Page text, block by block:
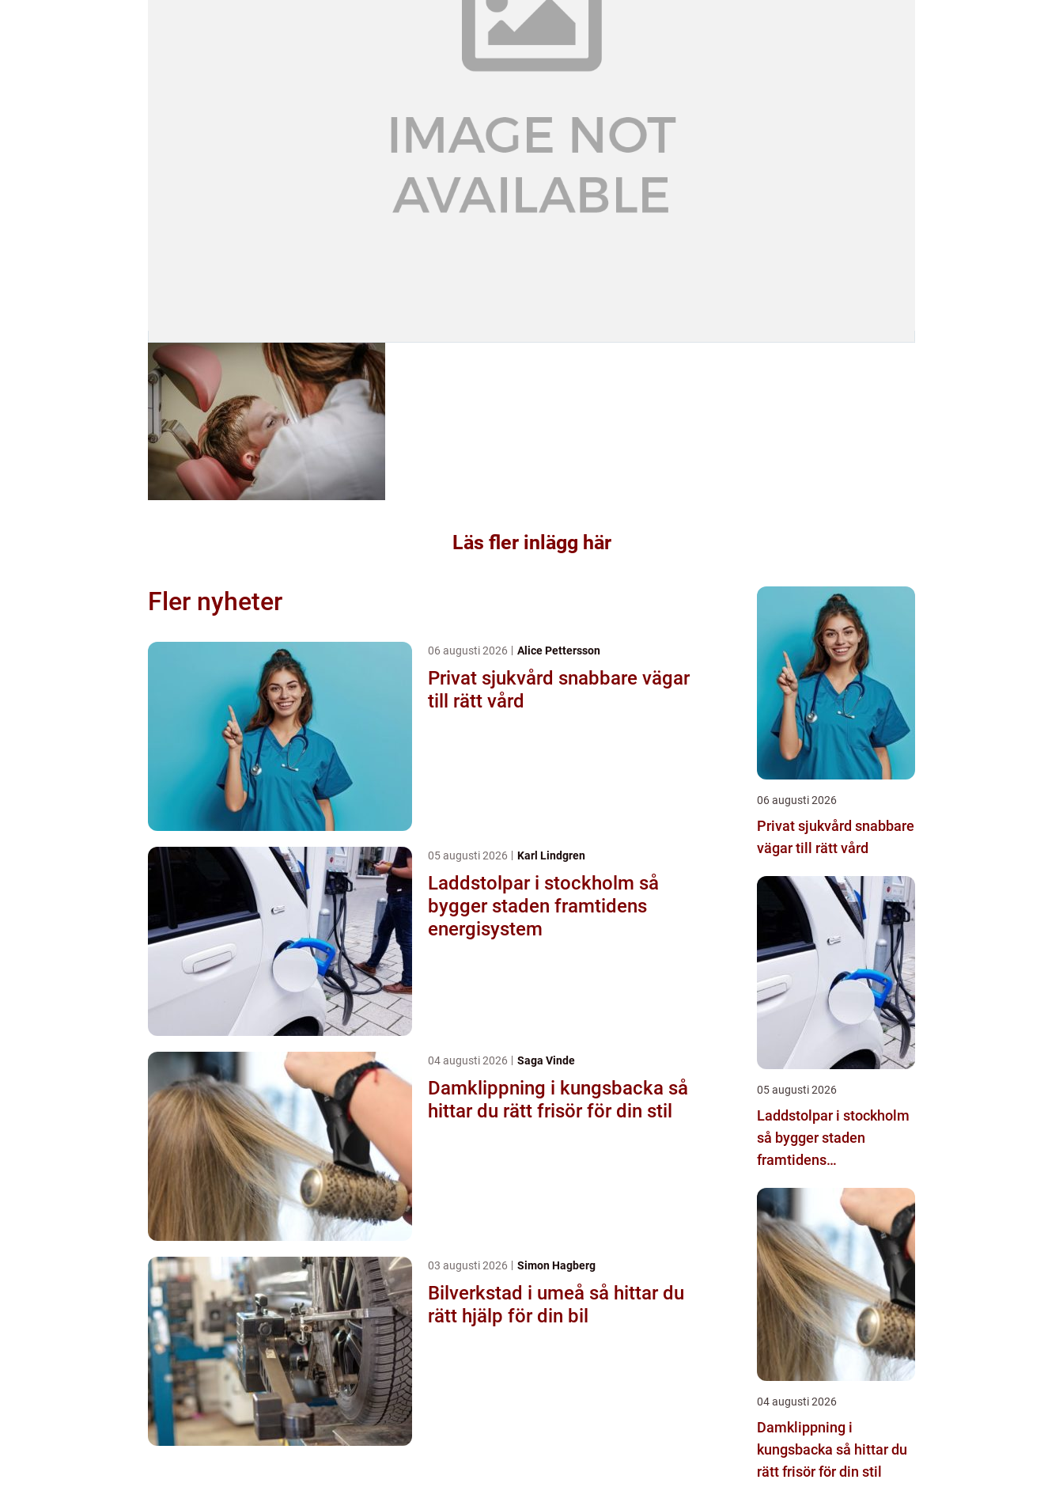
Läs fler inlägg här
Fler nyheter
06 augusti 2026 Alice Pettersson
Privat sjukvård snabbare vägar
till rätt vård
05 augusti 2026 Karl Lindgren
Laddstolpar i stockholm så
bygger staden framtidens
energisystem
04 augusti 2026 Saga Vinde
Damklippning i kungsbacka så
hittar du rätt frisör för din stil
03 augusti 2026 Simon Hagberg
Bilverkstad i umeå så hittar du
rätt hjälp för din bil
06 augusti 2026
Privat sjukvård snabbare
vägar till rätt vård
05 augusti 2026
Laddstolpar i stockholm
så bygger staden
framtidens
04 augusti 2026
Damklippning i
kungsbacka så hittar du
rätt frisör för din stil